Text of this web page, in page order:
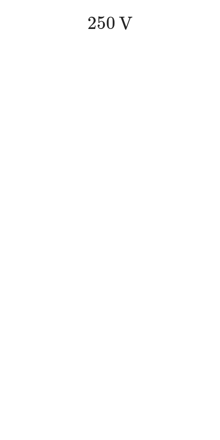
250V
250V